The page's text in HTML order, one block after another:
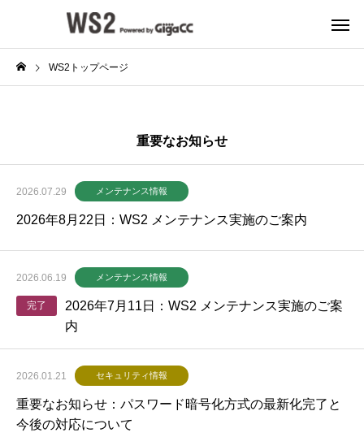
WS2トップページ
重要なお知らせ
2026.07.29 メンテナンス情報
2026年8月22日：WS2 メンテナンス実施のご案内
2026.06.19 メンテナンス情報
完了
2026年7月11日：WS2 メンテナンス実施のご案
内
2026.01.21 セキュリティ情報
重要なお知らせ：パスワード暗号化方式の最新化完了と
今後の対応について